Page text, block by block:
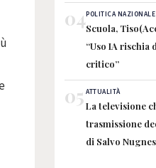
04POLITICA NAZIONALE
Scuola,
“Uso IA rischia
critico”
05 ATTUALITÀ
La televisione
trasmissione
di Salvo Nugnes